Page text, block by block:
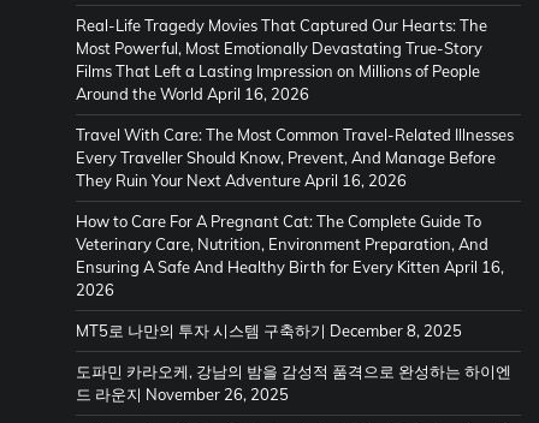
Real-Life Tragedy Movies That Captured Our Hearts: The
Most Powerful, Most Emotionally Devastating True-Story
Films That Left a Lasting Impression on Millions of People
Around the World April 16, 2026
Travel With Care: The Most Common Travel-Related Illnesses
Every Traveller Should Know, Prevent, And Manage Before
They Ruin Your Next AdventureApril 16, 2026
How to Care For A Pregnant Cat: The Complete Guide To
Veterinary Care, Nutrition, Environment Preparation, And
Ensuring A Safe And Healthy Birth for Every Kitten April 16,
2026
MT5로 나만의 투자 시스템 구축하기 December 8, 2025
도파민 카라오케, 강남의 밤을 감성적 품격으로 완성하는 하이엔
드 라운지 November 26, 2025